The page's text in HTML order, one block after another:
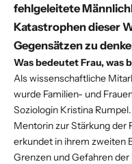
fehlgeleitete
Katastrophen dieser
Gegensätzen zu
Was bedeutet Frau, was
Als wissenschaftliche
wurde Familien- und
Soziologin Kristina
Mentorin zur Stärkung der
erkundet in ihrem zweiten
Grenzen und Gefahren